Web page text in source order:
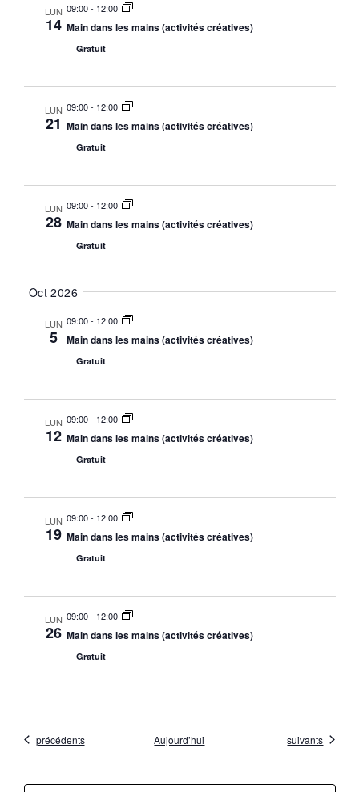
LUN
14
09:00- 12:00
Main dans les mains (activités créatives)
Gratuit
LUN
21
09:00- 12:00
Main dans les mains (activités créatives)
Gratuit
LUN
28
09:00- 12:00
Main dans les mains (activités créatives)
Gratuit
Oct 2026
LUN
5
09:00- 12:00
Main dans les mains (activités créatives)
Gratuit
LUN
12
09:00- 12:00
Main dans les mains (activités créatives)
Gratuit
LUN
19
09:00- 12:00
Main dans les mains (activités créatives)
Gratuit
LUN
26
09:00- 12:00
Main dans les mains (activités créatives)
Gratuit
Évènements
précédents Aujourd’hui Évènements
suivants